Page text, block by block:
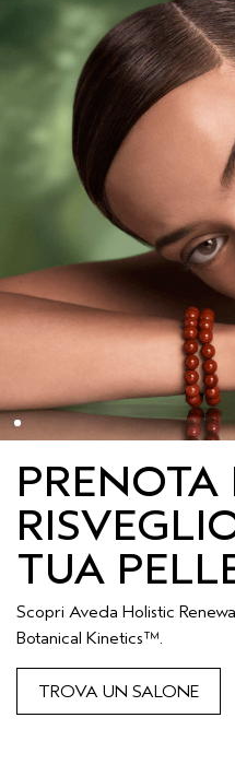
PRENOTA
TUA
Scopri Aveda Holistic
Botanical Kinetics™.
TROVA UN SALONE